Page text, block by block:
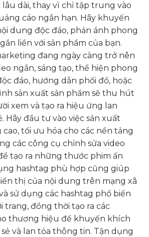
dài, thay vì chỉ tập trung vào
cáo ngắn hạn. Hãy khuyến
dung độc đáo, phản ánh phong
liền với sản phẩm của bạn.
đang ngày càng trở nên
ngắn, sáng tạo, thể hiện phong
đáo, hướng dẫn phối đồ, hoặc
sản xuất sản phẩm sẽ thu hút
xem và tạo ra hiệu ứng lan
Hãy đầu tư vào việc sản xuất
tối ưu hóa cho các nền tảng
các công cụ chỉnh sửa video
tạo ra những thước phim ấn
hashtag phù hợp cũng giúp
thị của nội dung trên mạng xã
sử dụng các hashtag phổ biến
đồng thời tạo ra các
thương hiệu để khuyến khích
và lan tỏa thông tin. Tận dụng